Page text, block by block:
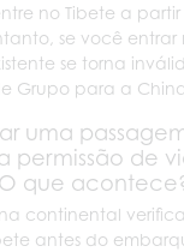
no Tibete a
se você entrar
se torna
Grupo para a
uma
permissão de
que
continental
antes do